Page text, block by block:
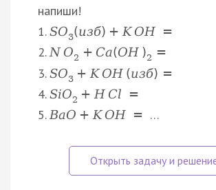
напиши!
1.SO3(изб) + K OH =
2.N O2 + Ca(OH )2 =
3.SO3 + K OH (изб) =
4.SiO2 + H Cl =
5.BaO + K OH = …